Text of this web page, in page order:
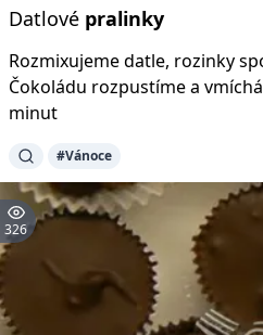
Datlové pralinky
Rozmixujeme datle, rozinky
Čokoládu rozpustíme a
minut
#Vánoce
326